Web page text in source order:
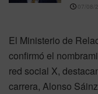
07/08/
El Ministerio de
confirmó el
red social X,
carrera, Alonso